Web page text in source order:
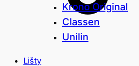
Krono Original
Classen
Unilin
Lišty